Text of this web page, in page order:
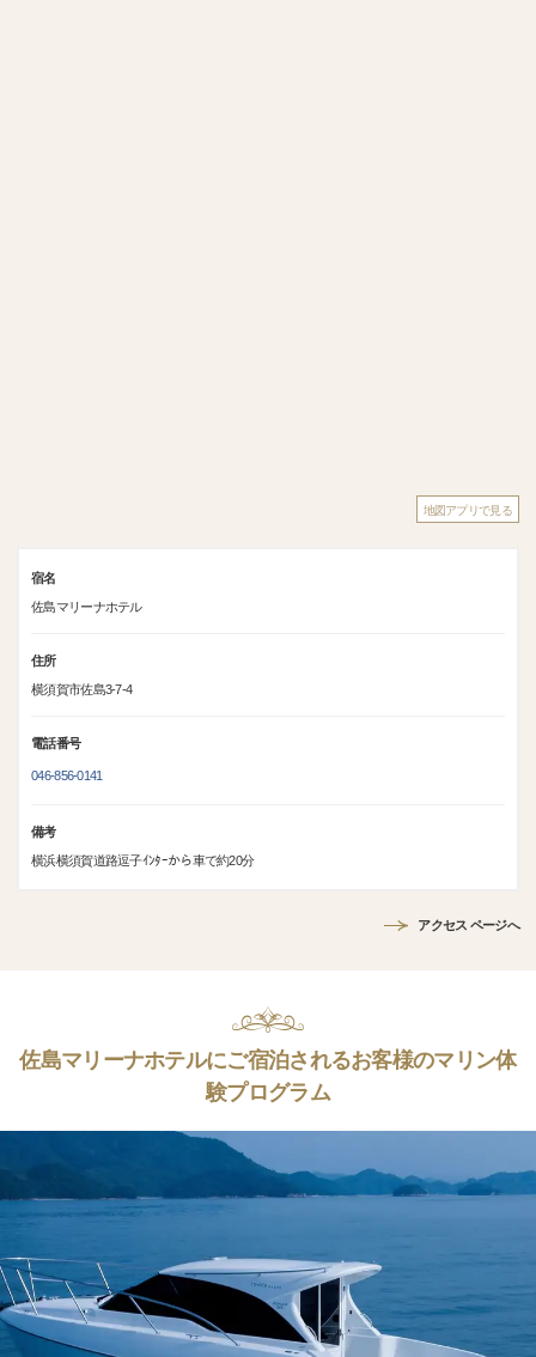
地図アプリで見る
宿名
佐島マリーナホテル
住所
横須賀市佐島3-7-4
電話番号
046-856-0141
備考
横浜横須賀道路逗子ｲﾝﾀｰから車で約20分
アクセス ページへ
佐島マリーナホテルにご宿泊されるお客様のマリン体
験プログラム